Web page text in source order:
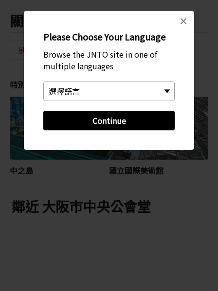
Please Choose Your Language
Browse the JNTO site in one of
multiple languages
Continue
×
關鍵字
景點 歷史建築
特別推薦
中之島 國立國際美術館
鄰近 大阪市中央公會堂